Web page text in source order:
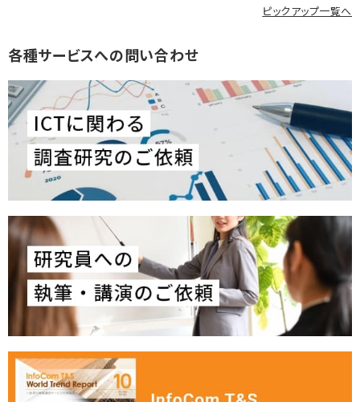
ピックアップ一覧へ
各種サービスへの問い合わせ